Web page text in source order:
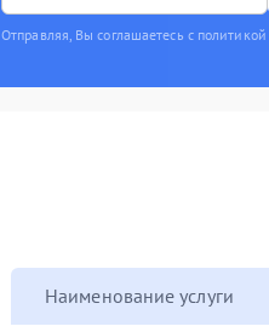
Отправляя, Вы соглашаетесь с
Наименование услуги